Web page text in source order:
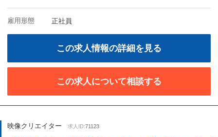
雇用形態 正社員
この求人情報の詳細を見る
この求人について相談する
映像クリエイター 求人ID:71123